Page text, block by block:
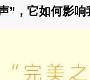
”，它如何影响